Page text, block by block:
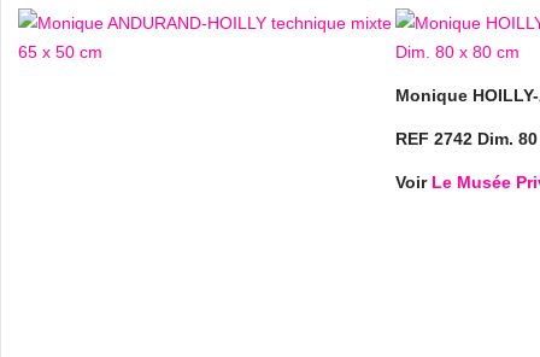
Monique
REF 2742 Dim.
Voir Le Musée